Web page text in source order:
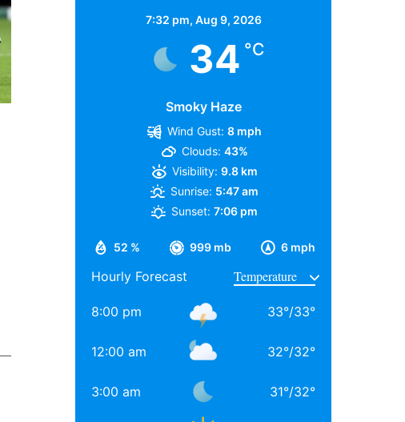
7:32 pm, Aug 9, 2026
34 °C
Smoky Haze
52 % 999 mb 6 mph
Wind Gust: 8 mph
Clouds: 43%
Visibility: 9.8 km
Sunrise: 5:47 am
Sunset: 7:06 pm
Hourly Forecast
8:00 pm 33°/33°
12:00 am 32°/32°
3:00 am 31°/32°